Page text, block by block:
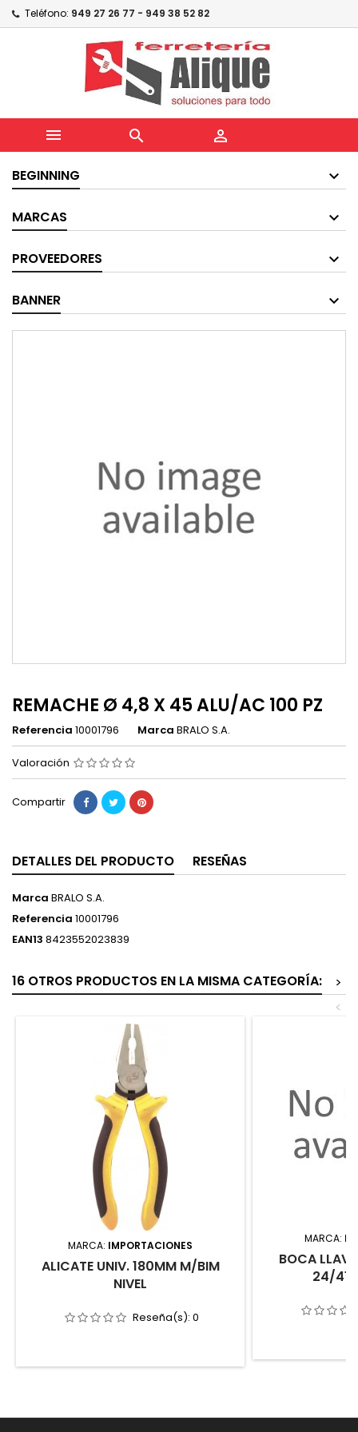
Teléfono: 949 27 26 77 - 949 38 52 82
  
BEGINNING
MARCAS
PROVEEDORES
BANNER
REMACHE Ø 4,8 X 45 ALU/AC 100 PZ
Referencia 10001796 Marca BRALO S.A.
Valoración
Compartir
DETALLES DEL PRODUCTO RESEÑAS
Marca BRALO S.A.
Referencia 10001796
EAN13 8423552023839
16 OTROS PRODUCTOS EN LA MISMA CATEGORÍA:
>
<
MARCA: IMPORTACIONES
ALICATE UNIV. 180MM M/BIM
NIVEL
Reseña(s): 0
MARCA:
BOCA
24/